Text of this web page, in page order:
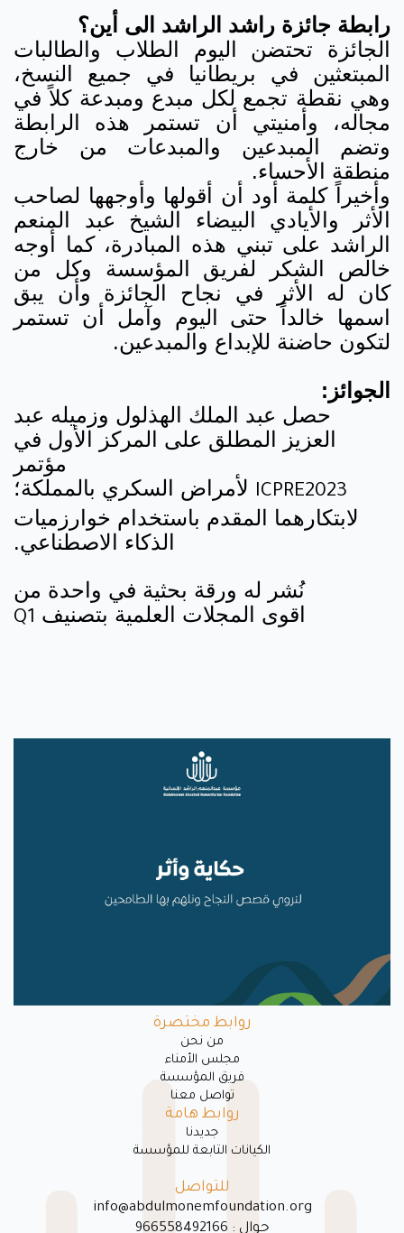
رابطة جائزة راشد الراشد الى أين؟
الجائزة تحتضن اليوم الطلاب والطالبات
المبتعثين في بريطانيا في جميع النسخ،
وهي نقطة تجمع لكل مبدع ومبدعة كلاً في
مجاله، وأمنيتي أن تستمر هذه الرابطة
وتضم المبدعين والمبدعات من خارج
منطقة الأحساء.
وأخيراً كلمة أود أن أقولها وأوجهها لصاحب
الأثر والأيادي البيضاء الشيخ عبد المنعم
الراشد على تبني هذه المبادرة، كما أوجه
خالص الشكر لفريق المؤسسة وكل من
كان له الأثر في نجاح الجائزة وأن يبق
اسمها خالداً حتى اليوم وآمل أن تستمر
لتكون حاضنة للإبداع والمبدعين.
الجوائز:
حصل عبد الملك الهذلول وزميله عبد
العزيز المطلق على المركز الأول في
مؤتمر
ICPRE2023 لأمراض السكري بالمملكة؛
لابتكارهما المقدم باستخدام خوارزميات
الذكاء الاصطناعي.
نُشر له ورقة بحثية في واحدة من
اقوى المجلات العلمية بتصنيف Q1
روابط مختصرة
ﻣﻦ ﻧﺤﻦ
مجلس الأمناء
فريق المؤسسة
تواصل معنا
روابط هامة
جديدنا
الكيانات التابعة للمؤسسة
للتواصل
info@abdulmonemfoundation.org
جوال : 966558492166